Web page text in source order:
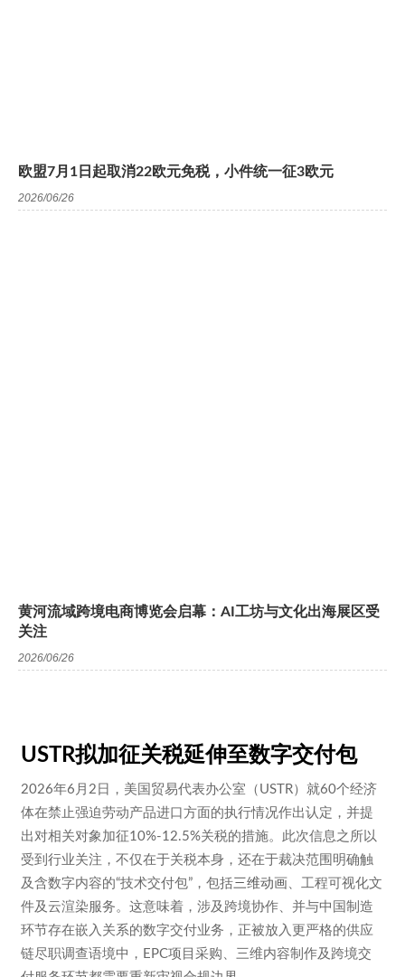
欧盟7月1日起取消22欧元免税，小件统一征3欧元
2026/06/26
黄河流域跨境电商博览会启幕：AI工坊与文化出海展区受
关注
2026/06/26
USTR拟加征关税延伸至数字交付包
2026年6月2日，美国贸易代表办公室（USTR）就60个经济
体在禁止强迫劳动产品进口方面的执行情况作出认定，并提
出对相关对象加征10%-12.5%关税的措施。此次信息之所以
受到行业关注，不仅在于关税本身，还在于裁决范围明确触
及含数字内容的“技术交付包”，包括三维动画、工程可视化文
件及云渲染服务。这意味着，涉及跨境协作、并与中国制造
环节存在嵌入关系的数字交付业务，正被放入更严格的供应
链尽职调查语境中，EPC项目采购、三维内容制作及跨境交